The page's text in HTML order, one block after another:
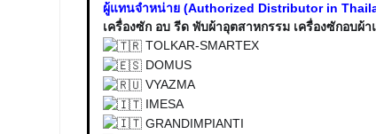
ผู้แทนจำหน่าย (Authorized Distributor in
เครื่องซัก อบ รีด พับผ้าอุตสาหกรรม เครื่องซักอบผ้
TOLKAR-SMARTEX
DOMUS
VYAZMA
IMESA
GRANDIMPIANTI